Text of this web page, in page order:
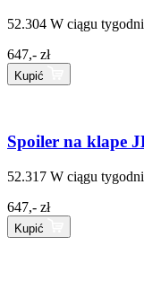
52.304 W ciągu
647,- zł
Kupić
Spoiler na klape
52.317 W ciągu
647,- zł
Kupić